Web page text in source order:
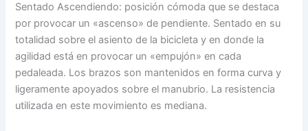
Sentado Ascendiendo: posición cómoda que se destaca
por provocar un «ascenso» de pendiente. Sentado en su
totalidad sobre el asiento de la bicicleta y en donde la
agilidad está en provocar un «empujón» en cada
pedaleada. Los brazos son mantenidos en forma curva y
ligeramente apoyados sobre el manubrio. La resistencia
utilizada en este movimiento es mediana.